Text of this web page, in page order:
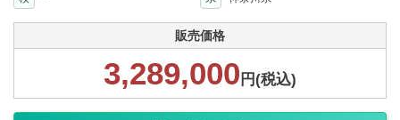
販売価格
3,289,000 円(税込)